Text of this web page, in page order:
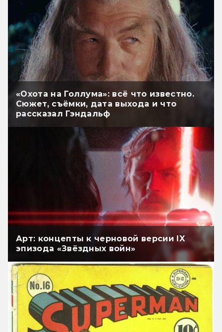
«Охота на Голлума»: всё что известно.
Сюжет, съёмки, дата выхода и что
рассказал Гэндальф
Арт: концепты к черновой версии IX
эпизода «Звёздных войн»